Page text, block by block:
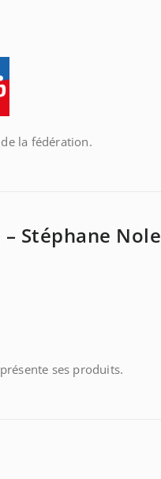
la fédération.
Stéphane Nole
ses produits.